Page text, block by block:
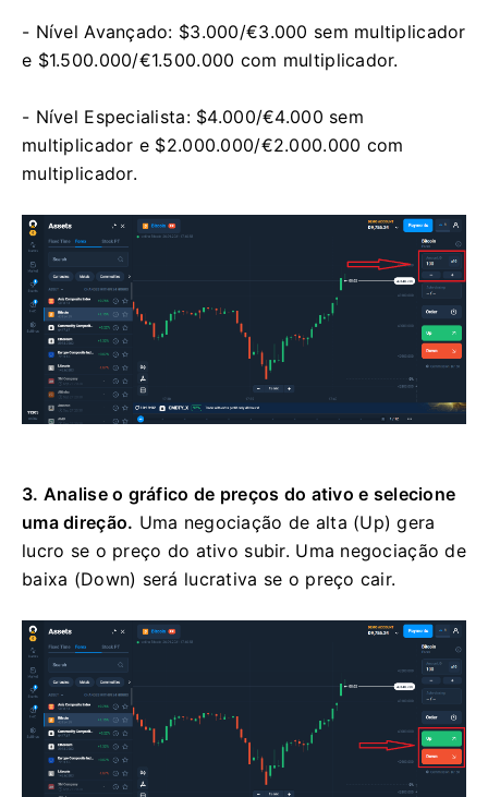
- Nível Avançado: $3.000/€3.000 sem multiplicador
e $1.500.000/€1.500.000 com multiplicador.
- Nível Especialista: $4.000/€4.000 sem
multiplicador e $2.000.000/€2.000.000 com
multiplicador.
3. Analise o gráfico de preços do ativo e selecione
uma direção. Uma negociação de alta (Up) gera
lucro se o preço do ativo subir. Uma negociação de
baixa (Down) será lucrativa se o preço cair.